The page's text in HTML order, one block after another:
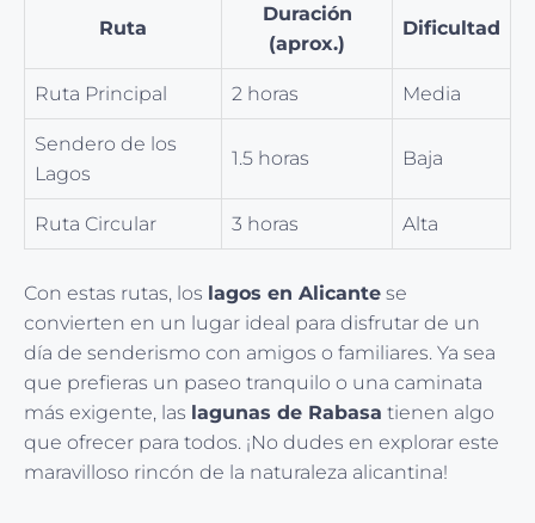
Ruta
Duración
(aprox.)
Dificultad
Ruta Principal 2 horas Media
Sendero de los
Lagos
1.5 horas Baja
Ruta Circular 3 horas Alta
Con estas rutas, los lagos en Alicante se
convierten en un lugar ideal para disfrutar de un
día de senderismo con amigos o familiares. Ya sea
que prefieras un paseo tranquilo o una caminata
más exigente, las lagunas de Rabasa tienen algo
que ofrecer para todos. ¡No dudes en explorar este
maravilloso rincón de la naturaleza alicantina!